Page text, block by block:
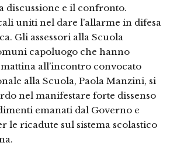
discussione e il confronto.
uniti nel dare l’allarme in difesa
Gli assessori alla Scuola
capoluogo che hanno
all’incontro convocato
alla Scuola, Paola Manzini, si
nel manifestare forte dissenso
emanati dal Governo e
le ricadute sul sistema scolastico